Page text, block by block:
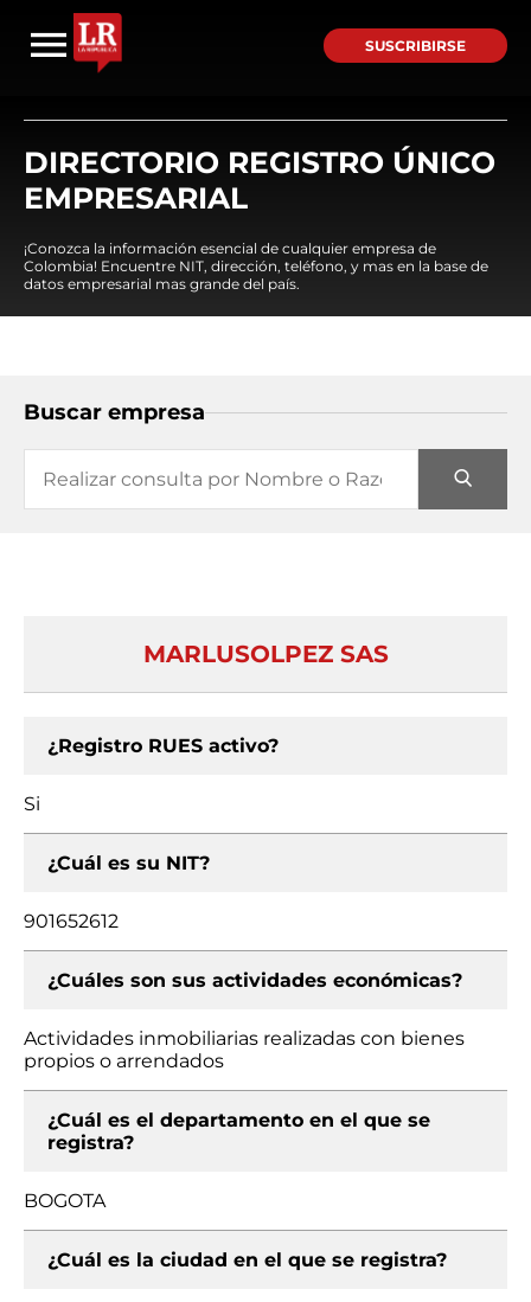
SUSCRIBIRSE
DIRECTORIO REGISTRO ÚNICO
EMPRESARIAL
¡Conozca la información esencial de cualquier empresa de
Colombia! Encuentre NIT, dirección, teléfono, y mas en la base de
datos empresarial mas grande del país.
Buscar empresa
MARLUSOLPEZ SAS
¿Registro RUES activo?
Si
¿Cuál es su NIT?
901652612
¿Cuáles son sus actividades económicas?
Actividades inmobiliarias realizadas con bienes
propios o arrendados
¿Cuál es el departamento en el que se
registra?
BOGOTA
¿Cuál es la ciudad en el que se registra?